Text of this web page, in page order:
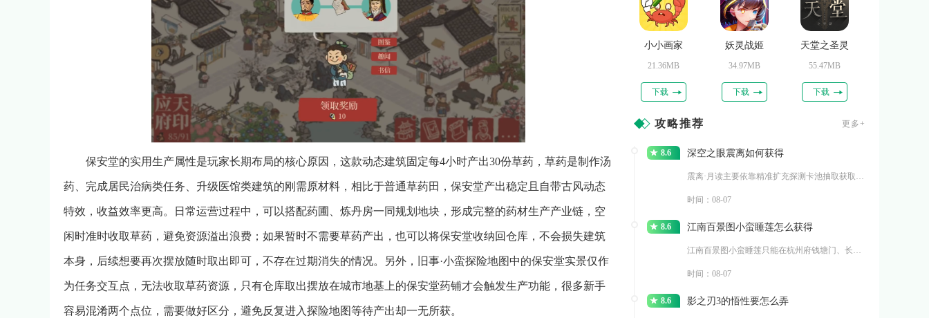
保安堂的实用生产属性是玩家长期布局的核心原因，这款动态建筑固定每4小时产出30份草药，草药是制作汤
药、完成居民治病类任务、升级医馆类建筑的刚需原材料，相比于普通草药田，保安堂产出稳定且自带古风动态
特效，收益效率更高。日常运营过程中，可以搭配药圃、炼丹房一同规划地块，形成完整的药材生产产业链，空
闲时准时收取草药，避免资源溢出浪费；如果暂时不需要草药产出，也可以将保安堂收纳回仓库，不会损失建筑
本身，后续想要再次摆放随时取出即可，不存在过期消失的情况。另外，旧事·小蛮探险地图中的保安堂实景仅作
为任务交互点，无法收取草药资源，只有仓库取出摆放在城市地基上的保安堂药铺才会触发生产功能，很多新手
容易混淆两个点位，需要做好区分，避免反复进入探险地图等待产出却一无所获。
小小画家
21.36MB
下载
妖灵战姬
34.97MB
下载
天堂之圣灵
55.47MB
下载
攻略推荐 更多+
8.6 深空之眼震离如何获得
时间：08-07
8.6 江南百景图小蛮睡莲怎么获得
时间：08-07
8.6 影之刃3的悟性要怎么弄